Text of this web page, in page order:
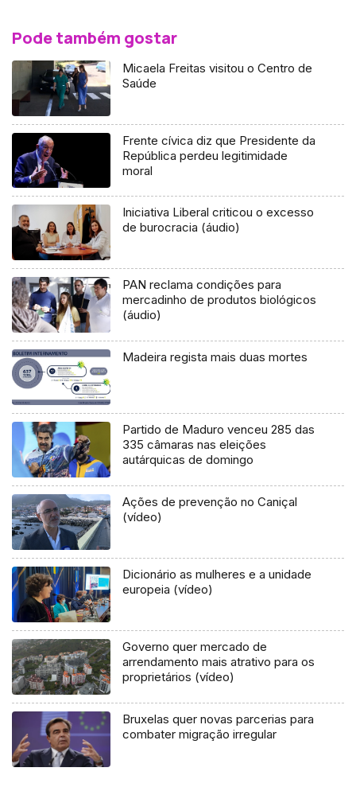
Pode também gostar
Micaela Freitas visitou o Centro de
Saúde
Frente cívica diz que Presidente da
República perdeu legitimidade
moral
Iniciativa Liberal criticou o excesso
de burocracia (áudio)
PAN reclama condições para
mercadinho de produtos biológicos
(áudio)
Madeira regista mais duas mortes
Partido de Maduro venceu 285 das
335 câmaras nas eleições
autárquicas de domingo
Ações de prevenção no Caniçal
(vídeo)
Dicionário as mulheres e a unidade
europeia (vídeo)
Governo quer mercado de
arrendamento mais atrativo para os
proprietários (vídeo)
Bruxelas quer novas parcerias para
combater migração irregular